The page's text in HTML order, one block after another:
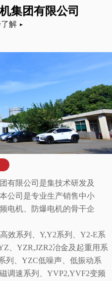
集团有限公司
解
有限公司是集技术研发及
公司是专业生产销售中小
电机、防爆电机的骨干企
效系列、Y,Y2系列、Y2-E系
、YZR,JZR2冶金及起重用系
列、YZC低噪声、低振动系
调速系列、YVP2,YVF2变频